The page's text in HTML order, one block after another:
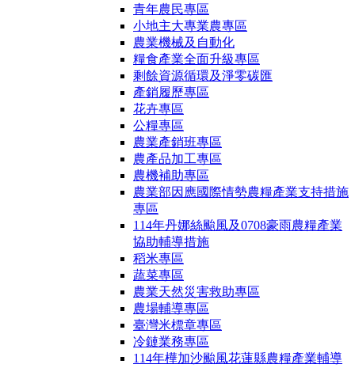
青年農民專區
小地主大專業農專區
農業機械及自動化
糧食產業全面升級專區
剩餘資源循環及淨零碳匯
產銷履歷專區
花卉專區
公糧專區
農業產銷班專區
農產品加工專區
農機補助專區
農業部因應國際情勢農糧產業支持措施
專區
114年丹娜絲颱風及0708豪雨農糧產業
協助輔導措施
稻米專區
蔬菜專區
農業天然災害救助專區
農場輔導專區
臺灣米標章專區
冷鏈業務專區
114年樺加沙颱風花蓮縣農糧產業輔導